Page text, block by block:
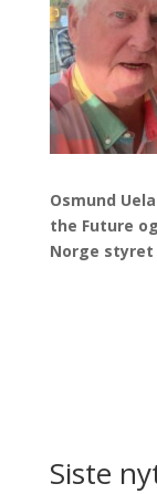
Osmund
the Future
Norge styret
Siste